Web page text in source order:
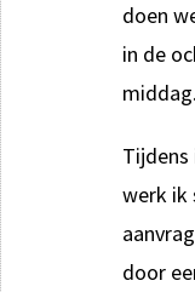
doen
in de
middag.
werk ik
door